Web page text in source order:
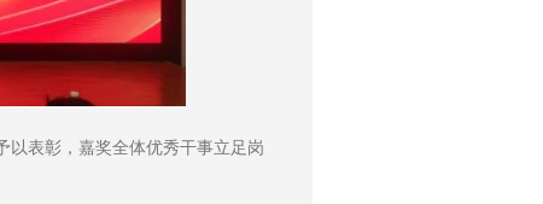
以表彰，嘉奖全体优秀干事立足岗